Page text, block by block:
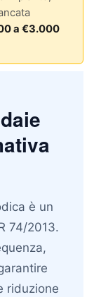
a €3.000
è un
74/2013.
riduzione